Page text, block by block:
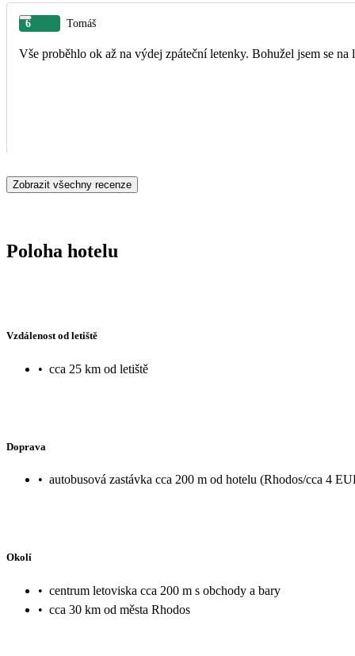
6 Tomáš
Vše proběhlo ok až na výdej zpáteční letenky. Bohužel jsem se
Zobrazit všechny recenze
Poloha hotelu
Vzdálenost od letiště
• cca 25 km od letiště
Doprava
• autobusová zastávka cca 200 m od hotelu (Rhodos/cca 4
Okolí
• centrum letoviska cca 200 m s obchody a bary
• cca 30 km od města Rhodos